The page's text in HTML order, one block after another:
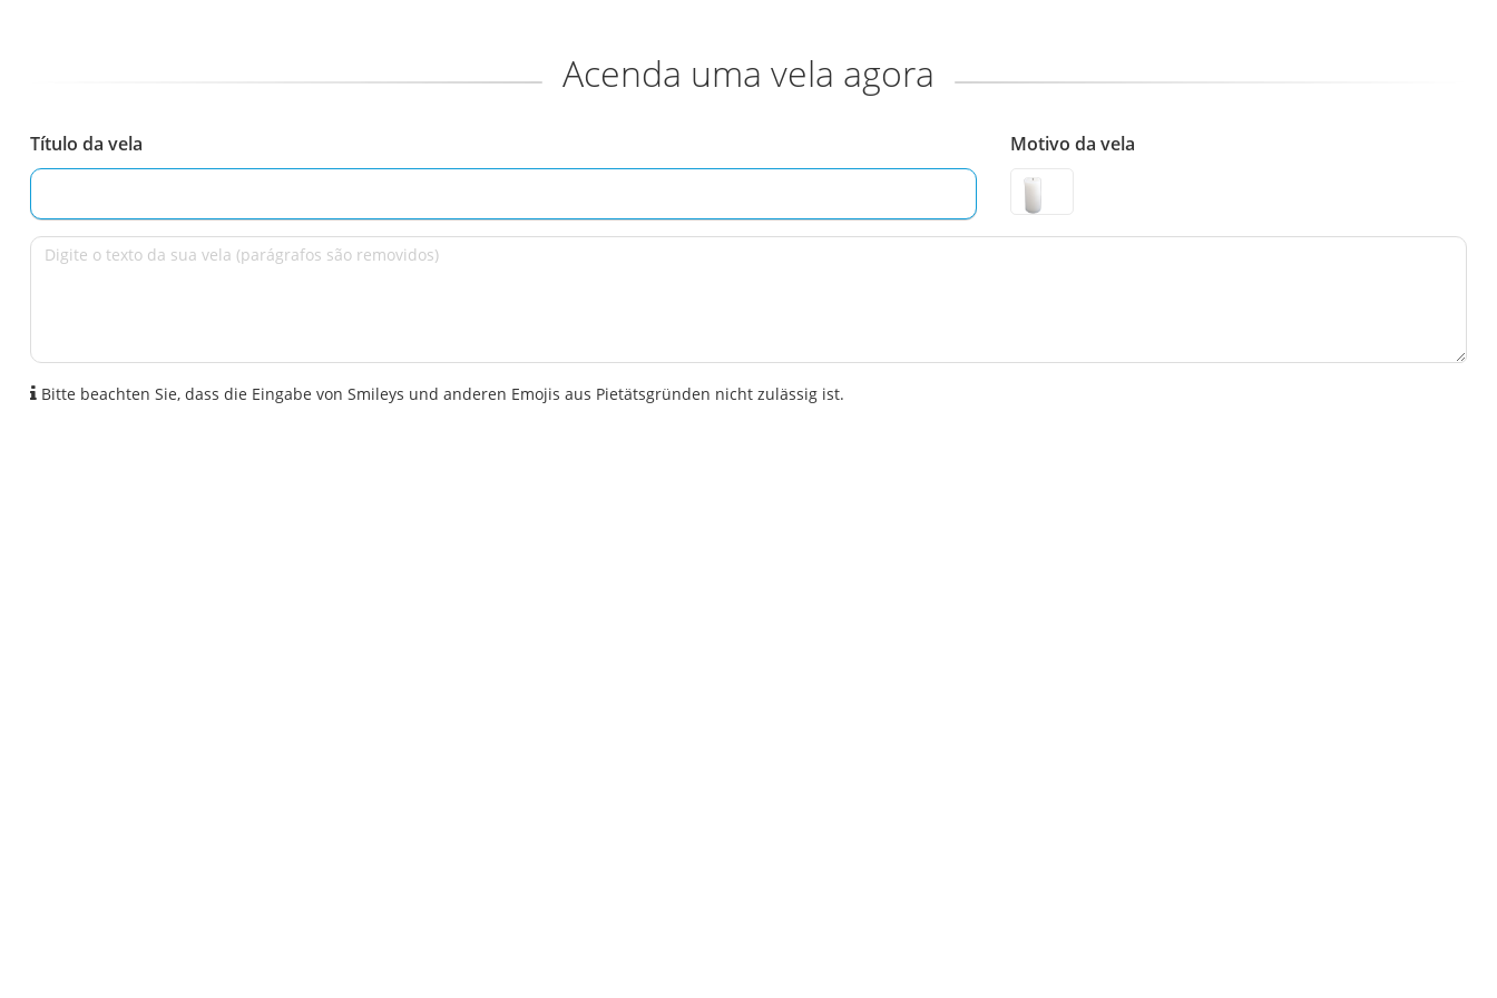
Acenda uma vela agora
Título da vela Motivo da vela
Bitte beachten Sie, dass die Eingabe von Smileys und anderen Emojis aus Pietätsgründen nicht zulässig ist.